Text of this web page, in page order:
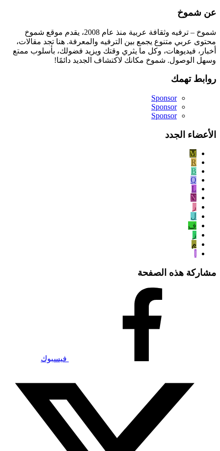
عن شموخ
شموخ – ترفيه وثقافة عربية منذ عام 2008، يقدم موقع شموخ
محتوى عربي متنوع يجمع بين الترفيه والمعرفة. هنا تجد مقالات،
أخبار، فيديوهات، وكل ما يثري وقتك ويزيد فضولك، بأسلوب ممتع
وسهل الوصول. شموخ مكانك لاكتشاف الجديد دائمًا!
روابط تهمك
Sponsor
Sponsor
Sponsor
الأعضاء الجدد
M
R
B
Q
L
N
ر
ل
ف
ز
م
مشاركة هذه الصفحة
فيسبوك